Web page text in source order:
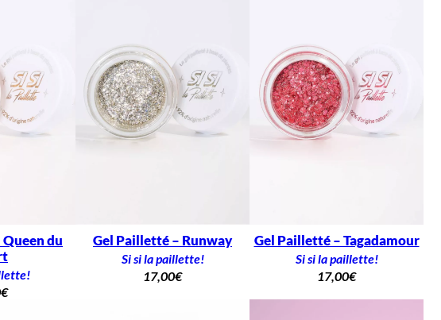
du
€
Gel Pailletté – Runway
Si si la paillette!
17,00€
Gel Pailletté – Tagadamour
Si si la paillette!
17,00€